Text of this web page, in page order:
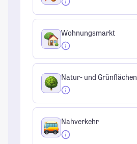
Wohnungsmarkt
Natur- und Grünflächen
Nahverkehr